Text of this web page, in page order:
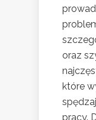
oraz
które
pracy.